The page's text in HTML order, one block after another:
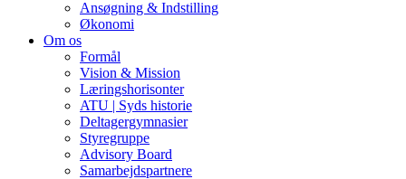
Ansøgning & Indstilling
Økonomi
Om os
Formål
Vision & Mission
Læringshorisonter
ATU | Syds historie
Deltagergymnasier
Styregruppe
Advisory Board
Samarbejdspartnere